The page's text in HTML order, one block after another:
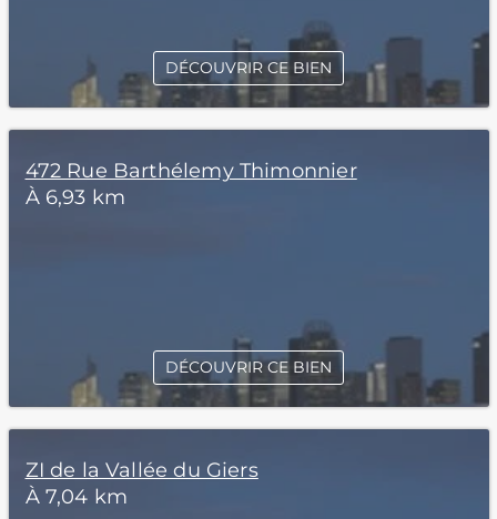
DÉCOUVRIR CE BIEN
472 Rue Barthélemy Thimonnier
À 6,93 km
DÉCOUVRIR CE BIEN
ZI de la Vallée du Giers
À 7,04 km